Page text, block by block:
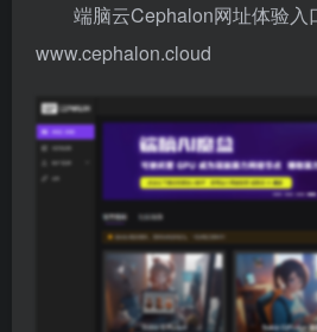
端脑云Cephalon网址体验入
www.cephalon.cloud